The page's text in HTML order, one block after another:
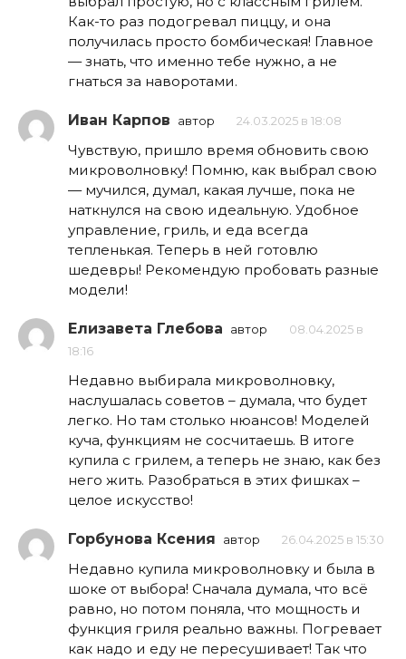
Как-то раз подогревал пиццу, и она
получилась просто бомбическая! Главное
— знать, что именно тебе нужно, а не
гнаться за наворотами.
Иван Карпов автор 24.03.2025 в 18:08
Чувствую, пришло время обновить свою
микроволновку! Помню, как выбрал свою
— мучился, думал, какая лучше, пока не
наткнулся на свою идеальную. Удобное
управление, гриль, и еда всегда
тепленькая. Теперь в ней готовлю
шедевры! Рекомендую пробовать разные
модели!
Елизавета Глебова автор
08.04.2025 в
18:16
Недавно выбирала микроволновку,
наслушалась советов – думала, что будет
легко. Но там столько нюансов! Моделей
куча, функциям не сосчитаешь. В итоге
купила с грилем, а теперь не знаю, как без
него жить. Разобраться в этих фишках –
целое искусство!
Горбунова Ксения автор 26.04.2025 в 15:30
Недавно купила микроволновку и была в
шоке от выбора! Сначала думала, что всё
равно, но потом поняла, что мощность и
функция гриля реально важны. Погревает
как надо и еду не пересушивает! Так что